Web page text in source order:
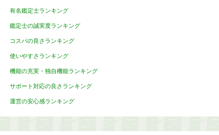
有名鑑定士ランキング
鑑定士の誠実度ランキング
コスパの良さランキング
使いやすさランキング
機能の充実・独自機能ランキング
サポート対応の良さランキング
運営の安心感ランキング